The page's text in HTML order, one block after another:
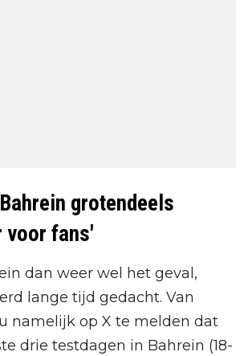
grotendeels
voor fans'
dan weer wel het geval,
lange tijd gedacht. Van
namelijk op X te melden dat
drie testdagen in Bahrein (18-